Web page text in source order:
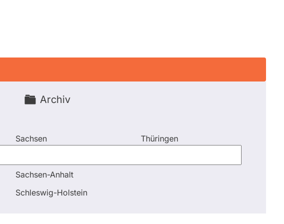
Sachsen
Sachsen-Anhalt
Schleswig-Holstein
Thüringen
Archiv